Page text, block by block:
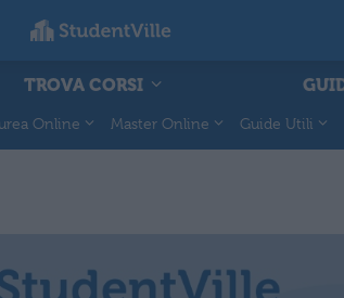
TROVA CORSI
Online Master Online Guide Utili